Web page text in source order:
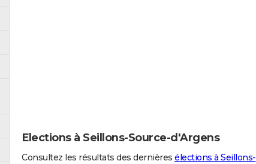
Elections à Seillons-Source-d'Argens
Consultez les résultats des dernières élections à Seillons-